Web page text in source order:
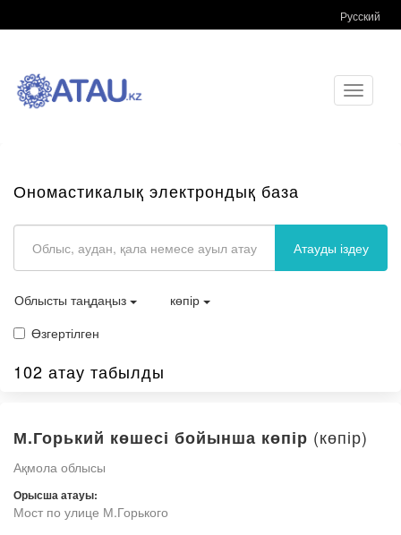
Русский
Toggle
Ономастикалық электрондық база
Атауды іздеу
Облысты таңдаңыз
көпір
Өзгертілген
102 атау табылды
М.Горький көшесі бойынша көпір (көпір)
Ақмола облысы
Орысша атауы:
Мост по улице М.Горького